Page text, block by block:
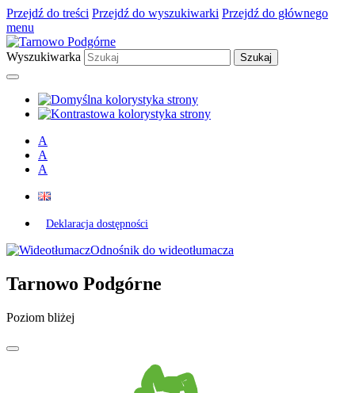
Przejdź do treści Przejdź do wyszukiwarki Przejdź do głównego
menu
Wyszukiwarka
A
A
A
Deklaracja dostępności
Odnośnik do wideotłumacza
Tarnowo Podgórne
Poziom bliżej